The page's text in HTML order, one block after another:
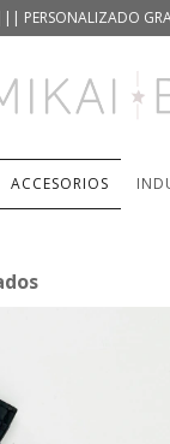
PERSONALIZADO
ACCESORIOS